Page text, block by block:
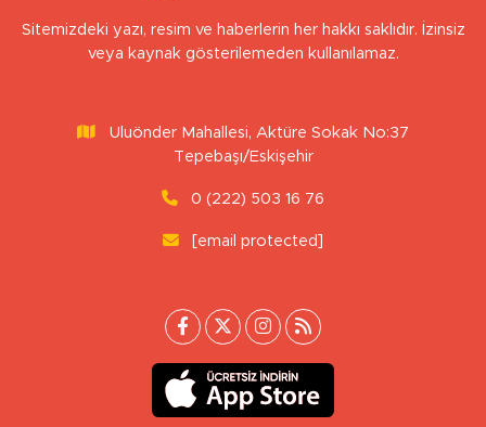
Sitemizdeki yazı, resim ve haberlerin her hakkı saklıdır. İzinsiz
veya kaynak gösterilemeden kullanılamaz.
Uluönder Mahallesi, Aktüre Sokak No:37
Tepebaşı/Eskişehir
0 (222) 503 16 76
[email protected]